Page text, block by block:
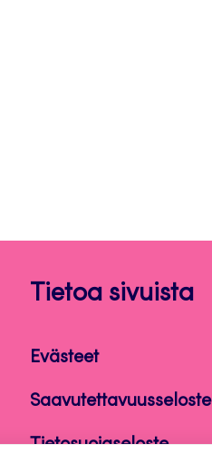
Tietoa sivuista
Evästeet
Saavutettavuusseloste
Tietosuojaseloste